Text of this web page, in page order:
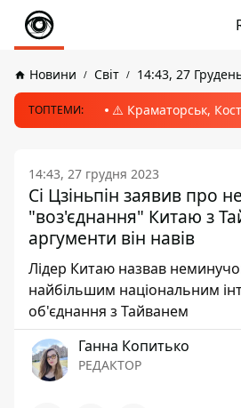
Новини Світ 14:43, 27
ТОПТЕМИ: ⚠️ Краматорськ,
14:43, 27 грудня 2023
Сі Цзіньпін заявив про
"воз'єднання" Китаю з
аргументи він навів
Лідер Китаю назвав
найбільшим національним
об'єднання з Тайванем
Ганна Копитько
РЕДАКТОР